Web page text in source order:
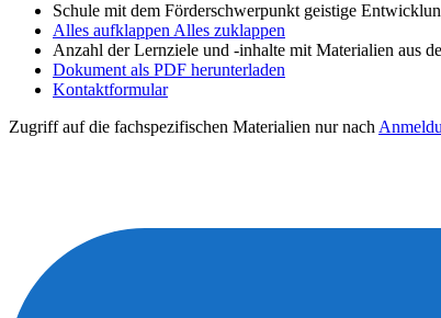
Schule mit dem Förderschwerpunkt geistige
Alles aufklappen Alles zuklappen
Anzahl der Lernziele und -inhalte mit Materialien aus
Dokument als PDF herunterladen
Kontaktformular
Zugriff auf die fachspezifischen Materialien nur nach